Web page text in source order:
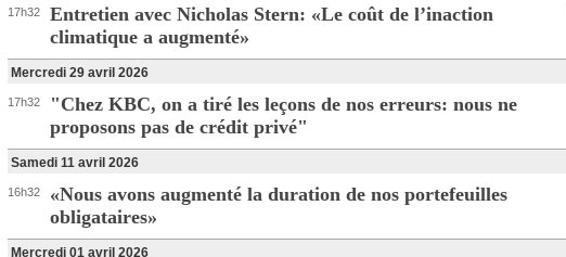
17h32
Entretien avec Nicholas Stern: «Le coût de l’inaction
climatique a augmenté»
Mercredi 29 avril 2026
17h32
"Chez KBC, on a tiré les leçons de nos erreurs: nous ne
proposons pas de crédit privé"
Samedi 11 avril 2026
16h32
«Nous avons augmenté la duration de nos portefeuilles
obligataires»
Mercredi 01 avril 2026